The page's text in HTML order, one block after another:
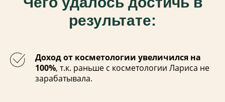
результате:
Доход от косметологии увеличился на
100%, т.к. раньше с косметологии Лариса не
зарабатывала.